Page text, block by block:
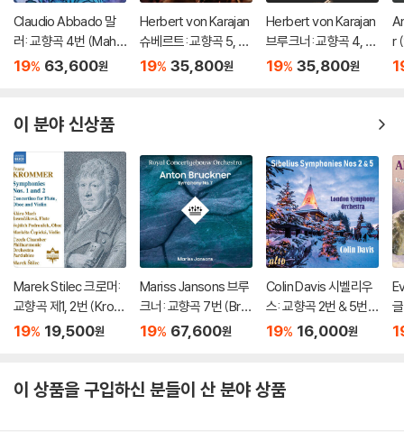
Claudio Abbado 말
러: 교향곡 4번 (Mahle
r: Symphony No. 4)
19% 63,600원
Herbert von Karajan
슈베르트: 교향곡 5, 6,
8, 9번 (Schubert: Sy
19% 35,800원
Herbert von Karajan
브루크너: 교향곡 4, 7
번 (Bruckner: Syms
19% 35,800원
r
이 분야 신상품
Marek Stilec 크로머:
교향곡 제1, 2번 (Krom
mer: Orchestral Wor
19% 19,500원
Mariss Jansons 브루
크너: 교향곡 7번 (Bru
ckner: Symphony N
19% 67,600원
Colin Davis 시벨리우
스: 교향곡 2번 & 5번
(Sibelius: Symphoni
19% 16,000원
이 상품을 구입하신 분들이 산 분야 상품